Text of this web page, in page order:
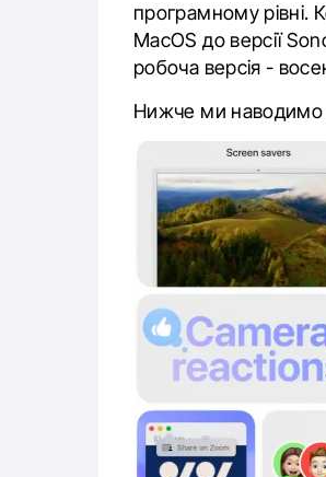
програмному рівні.
MacOS до версії
робоча версія -
Нижче ми наводимо